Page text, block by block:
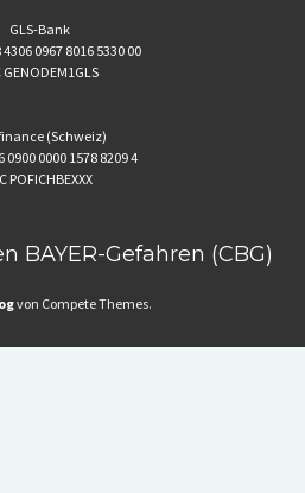
GLS-Bank
4306 0967 8016 5330 00
GENODEM1GLS
(Schweiz)
0900 0000 1578 8209 4
POFICHBEXXX
BAYER-Gefahren (CBG)
von Compete Themes.